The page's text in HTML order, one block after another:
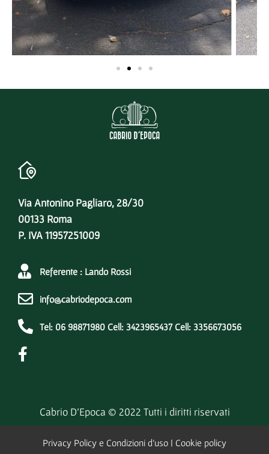
Via Antonino Pagliaro, 28/30
00133 Roma
P. IVA 11957251009
Referente : Lando Rossi
info@cabriodepoca.com
Tel: 06 98871980 Cell: 3423965437 Cell: 3356673056
Cabrio D’Epoca © 2022 Tutti i diritti riservati
Privacy Policy e Condizioni d’uso | Cookie policy